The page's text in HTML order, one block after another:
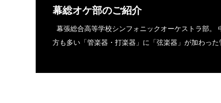
幕総オケ部のご紹介
幕張総合高等学校シンフォニックオーケストラ部。
方も多い「管楽器・打楽器」に「弦楽器」が加わった